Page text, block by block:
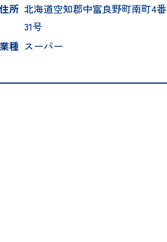
住所 北海道空知郡中富良野町南町4番
31号
業種 スーパー